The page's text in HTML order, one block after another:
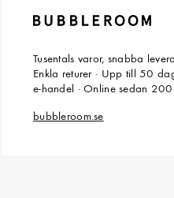
Tusentals varor, snabba
Enkla returer · Upp till 50
e-handel · Online sedan
bubbleroom.se